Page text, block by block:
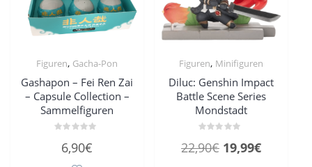
Figuren, Gacha-Pon
Gashapon – Fei Ren Zai
– Capsule Collection –
Sammelfiguren
mit6,90€
Figuren, Minifiguren
Diluc: Genshin Impact
Battle Scene Series
Mondstadt
mit
22,90€ Ursprünglicher
19,99€Aktueller